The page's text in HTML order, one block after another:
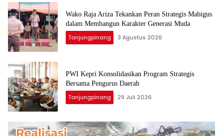
Wako Raja Ariza Tekankan Peran Strategis Mabigus
dalam Membangun Karakter Generasi Muda
Tanjungpinang 3 Agustus 2026
PWI Kepri Konsolidasikan Program Strategis
Bersama Pengurus Daerah
Tanjungpinang 29 Juli 2026